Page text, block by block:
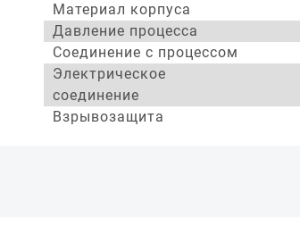
Материал корпуса
Давление процесса
Соединение с процессом
Электрическое
соединение
Взрывозащита